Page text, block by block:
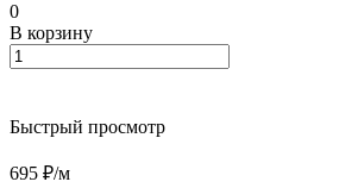
0
В корзину
Быстрый просмотр
695 ₽/м